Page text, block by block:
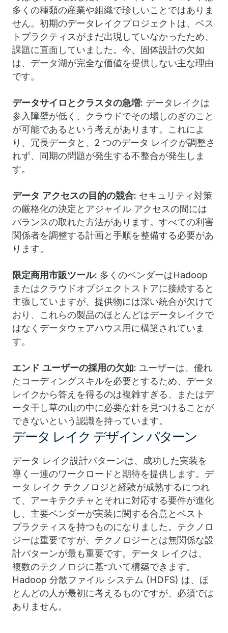
多くの種類の産業や組織で珍しいことではありま
せん。初期のデータレイクプロジェクトは、ベス
トプラクティスがまだ出現していなかったため、
課題に直面していました。今、固体設計の欠如
は、データ湖が完全な価値を提供しない主な理由
です。
データサイロとクラスタの急増: データレイクは
参入障壁が低く、クラウドでその場しのぎのこと
が可能であるという考えがあります。これによ
り、冗長データと、2 つのデータ レイクが調整さ
れず、同期の問題が発生する不整合が発生しま
す。
データ アクセスの目的の競合: セキュリティ対策
の厳格化の決定とアジャイル アクセスの間には
バランスの取れた方法があります。すべての利害
関係者を調整する計画と手順を整備する必要があ
ります。
限定商用市販ツール: 多くのベンダーはHadoop
またはクラウドオブジェクトストアに接続すると
主張していますが、提供物には深い統合が欠けて
おり、これらの製品のほとんどはデータレイクで
はなくデータウェアハウス用に構築されていま
す。
エンド ユーザーの採用の欠如: ユーザーは、優れ
たコーディングスキルを必要とするため、データ
レイクから答えを得るのは複雑すぎる、またはデ
ータ干し草の山の中に必要な針を見つけることが
できないという認識を持っています。
データ レイク デザイン パターン
データ レイク設計パターンは、成功した実装を
導く一連のワークロードと期待を提供します。デ
ータ レイク テクノロジと経験が成熟するにつれ
て、アーキテクチャとそれに対応する要件が進化
し、主要ベンダーが実装に関する合意とベスト
プラクティスを持つものになりました。テクノロ
ジーは重要ですが、テクノロジーとは無関係な設
計パターンが最も重要です。データ レイクは、
複数のテクノロジに基づいて構築できます。
Hadoop 分散ファイル システム (HDFS) は、ほ
とんどの人が最初に考えるものですが、必須では
ありません。